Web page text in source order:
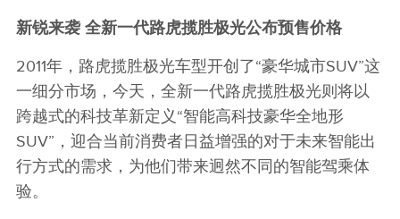
新锐来袭 全新一代路虎揽胜极光公布预售价格
2011年，路虎揽胜极光车型开创了“豪华城市SUV”这
一细分市场，今天，全新一代路虎揽胜极光则将以
跨越式的科技革新定义“智能高科技豪华全地形
SUV”，迎合当前消费者日益增强的对于未来智能出
行方式的需求，为他们带来迥然不同的智能驾乘体
验。